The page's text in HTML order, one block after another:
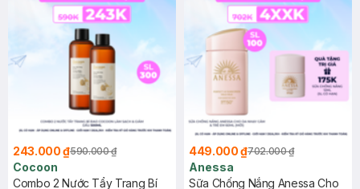
243.000 ₫590.000 ₫
Cocoon
Combo 2 Nước Tẩy Trang Bí
449.000 ₫702.000 ₫
Anessa
Sữa Chống Nắng Anessa Cho